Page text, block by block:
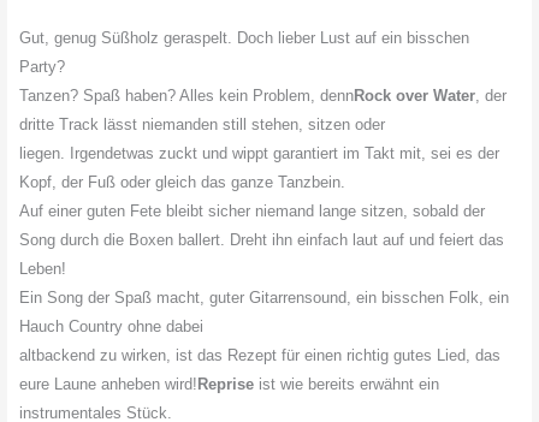
Gut, genug Süßholz geraspelt. Doch lieber Lust auf ein bisschen
Party?
Tanzen? Spaß haben? Alles kein Problem, dennRock over Water, der
dritte Track lässt niemanden still stehen, sitzen oder
liegen. Irgendetwas zuckt und wippt garantiert im Takt mit, sei es der
Kopf, der Fuß oder gleich das ganze Tanzbein.
Auf einer guten Fete bleibt sicher niemand lange sitzen, sobald der
Song durch die Boxen ballert. Dreht ihn einfach laut auf und feiert das
Leben!
Ein Song der Spaß macht, guter Gitarrensound, ein bisschen Folk, ein
Hauch Country ohne dabei
altbackend zu wirken, ist das Rezept für einen richtig gutes Lied, das
eure Laune anheben wird! Reprise ist wie bereits erwähnt ein
instrumentales Stück.